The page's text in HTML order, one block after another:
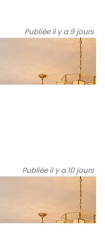
Publiée il y a 9 jours
Publiée il y a 10 jours